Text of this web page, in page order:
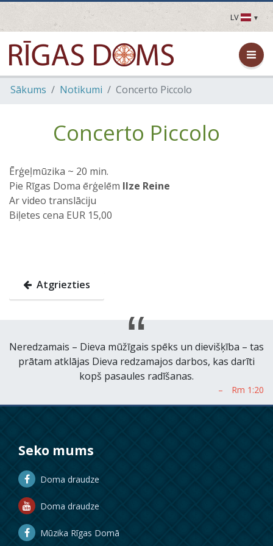
LV
LV
EN
DE
FR
Sākums Notikumi Concerto Piccolo
Concerto Piccolo
Ērģeļmūzika ~ 20 min.
Pie Rīgas Doma ērģelēm Ilze Reine
Ar video translāciju
Biļetes cena EUR 15,00
Atgriezties
Neredzamais – Dieva mūžīgais spēks un dievišķība – tas
prātam atklājas Dieva redzamajos darbos, kas darīti
kopš pasaules radīšanas.
Seko mums
Doma draudze
Doma draudze
Mūzika Rīgas Domā